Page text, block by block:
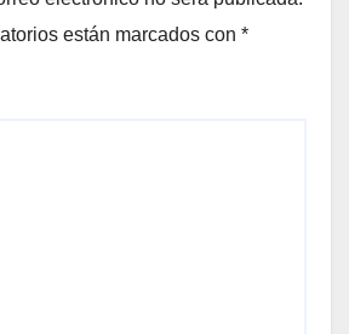
están marcados con *